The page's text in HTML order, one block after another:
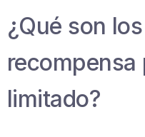
¿Qué son
limitado?